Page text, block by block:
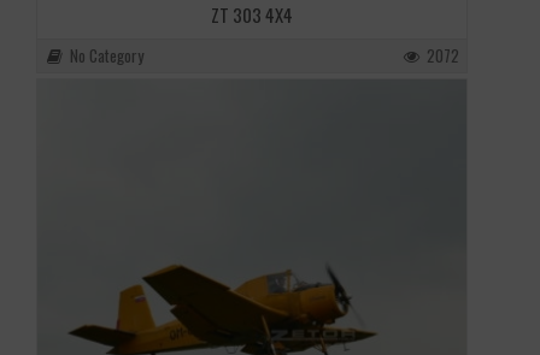
ZT 303 4X4
No Category 2072